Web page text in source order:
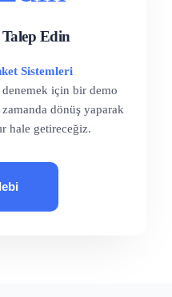
Talep Edin
Sistemleri
için bir demo
dönüş yaparak
hale getireceğiz.